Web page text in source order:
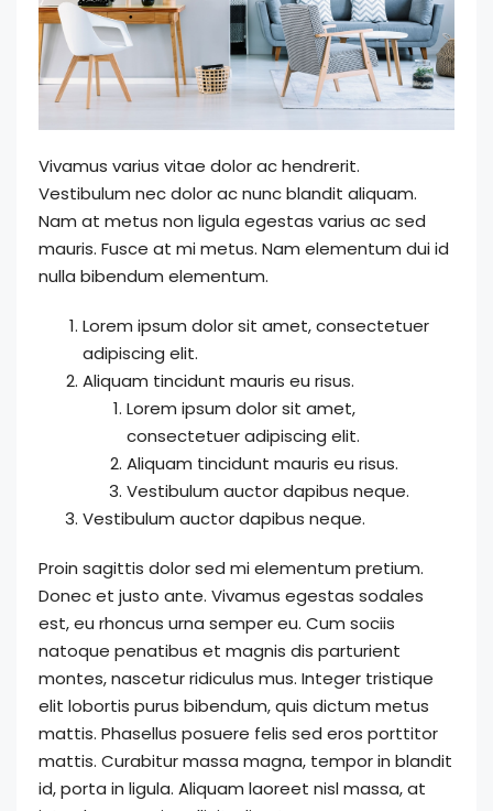
Vivamus varius vitae dolor ac hendrerit.
Vestibulum nec dolor ac nunc blandit aliquam.
Nam at metus non ligula egestas varius ac sed
mauris. Fusce at mi metus. Nam elementum dui id
nulla bibendum elementum.
Lorem ipsum dolor sit amet, consectetuer
adipiscing elit.
Aliquam tincidunt mauris eu risus.
Lorem ipsum dolor sit amet,
consectetuer adipiscing elit.
Aliquam tincidunt mauris eu risus.
Vestibulum auctor dapibus neque.
Vestibulum auctor dapibus neque.
Proin sagittis dolor sed mi elementum pretium.
Donec et justo ante. Vivamus egestas sodales
est, eu rhoncus urna semper eu. Cum sociis
natoque penatibus et magnis dis parturient
montes, nascetur ridiculus mus. Integer tristique
elit lobortis purus bibendum, quis dictum metus
mattis. Phasellus posuere felis sed eros porttitor
mattis. Curabitur massa magna, tempor in blandit
id, porta in ligula. Aliquam laoreet nisl massa, at